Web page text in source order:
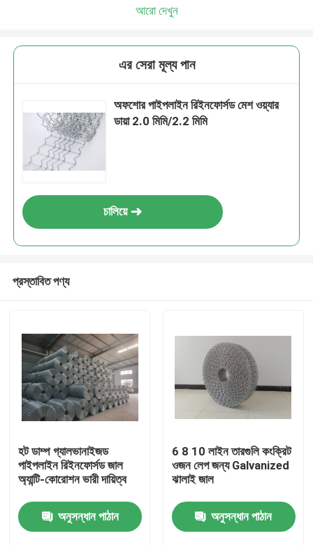
আরো দেখুন
এর সেরা মূল্য পান
অফশোর পাইপলাইন রিইনফোর্সড মেশ ওয়্যার
ডায়া 2.0 মিমি/2.2 মিমি
চালিয়ে
প্রস্তাবিত পণ্য
হট ডাম্প গ্যালভানাইজড
পাইপলাইন রিইনফোর্সড জাল
অ্যান্টি-কোরোশন ভারী দায়িত্ব
অনুসন্ধান পাঠান
6 8 10 লাইন তারগুলি কংক্রিট
ওজন লেপ জন্য Galvanized
ঝালাই জাল
অনুসন্ধান পাঠান